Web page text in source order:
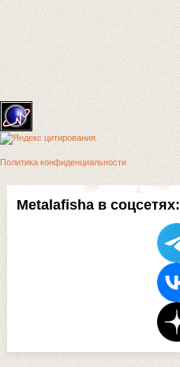
Metalafisha в соцсетях:
Политика конфиденциальности